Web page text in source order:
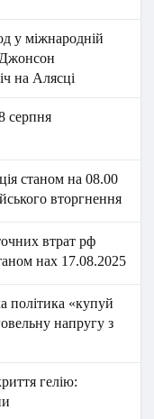
у міжнародній
Джонсон
на Алясці
серпня
станом на 08.00
вторгнення
втрат рф
нах 17.08.2025
політика «купуй
напругу з
гелію: